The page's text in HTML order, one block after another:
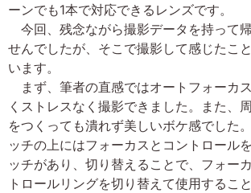
ーンでも1本で対応できるレンズです。
今回、残念ながら撮影データを持って
せんでしたが、そこで撮影して感じたこ
います。
まず、筆者の直感ではオートフォーカ
くストレスなく撮影できました。また、
をつくっても潰れず美しいボケ感でした
ッチの上にはフォーカスとコントロール
ッチがあり、切り替えることで、フォー
トロールリングを切り替えて使用するこ